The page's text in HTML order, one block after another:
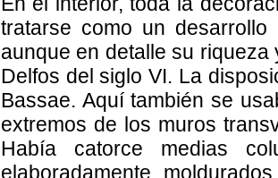
tratarse como un
aunque en detalle su
Delfos del siglo VI. La
Bassae. Aquí también se
extremos de los muros
Había catorce medias
elaboradamente